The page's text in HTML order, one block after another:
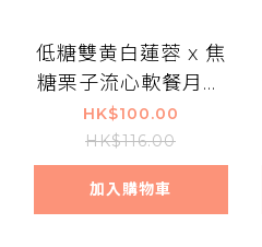
低糖雙黄白蓮蓉 x 焦
糖栗子流心軟餐月餅
禮盒兩件裝
HK$100.00
HK$116.00
加入購物車